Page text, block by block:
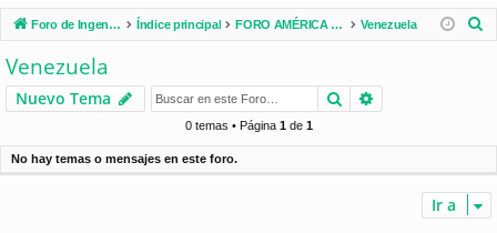
ac
es
rá
pi
d
os
nt
ifi
e
ist
ra
Foro de Ingenieria Civil & Arquitectura Índice principal FORO AMÉRICA LATINA Venezuela
r
Venezuela
Nuevo Tema Buscar
0 temas • Página 1de 1
No hay temas o mensajes en este foro.
Ir a